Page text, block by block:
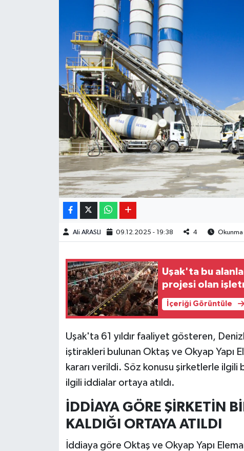
Ali ARASLI 09.12.2025 - 19:38 4 Okunma
Uşak'ta bu
projesi olan
İçeriği Görüntüle
Uşak'ta 61 yıldır faaliyet gösteren,
iştirakleri bulunan Oktaş ve Okyap Yapı
kararı verildi. Söz konusu şirketlerle ilgili
ilgili iddialar ortaya atıldı.
İDDİAYA GÖRE ŞİRKETİN
KALDIĞI ORTAYA ATILDI
İddiaya göre Oktaş ve Okyap Yapı